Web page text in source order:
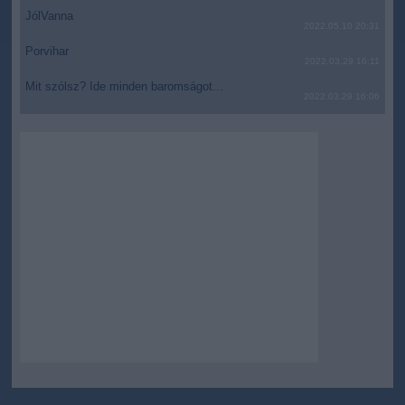
JólVanna
Porvihar
Mit szólsz? Ide minden baromságot...